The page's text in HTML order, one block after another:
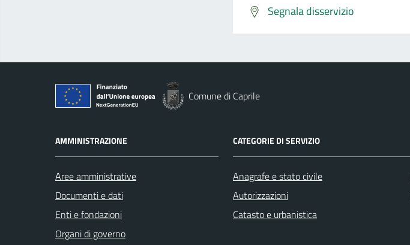
Segnala disservizio
Comune di Caprile
AMMINISTRAZIONE
Aree amministrative
Documenti e dati
Enti e fondazioni
Organi di governo
CATEGORIE DI SERVIZIO
Anagrafe e stato civile
Autorizzazioni
Catasto e urbanistica